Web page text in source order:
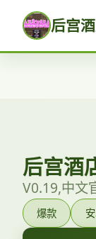
后宫
后宫
V0.19,中文
爆款